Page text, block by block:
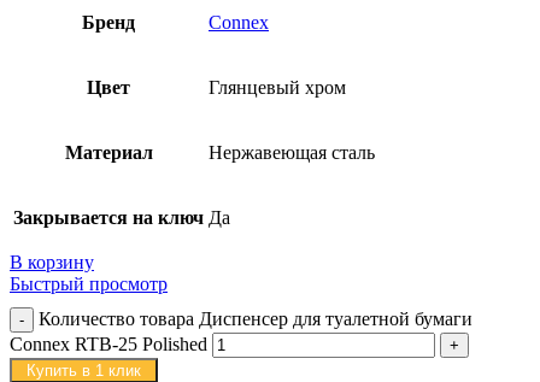
Бренд Connex
Цвет Глянцевый хром
Материал Нержавеющая сталь
Закрывается на ключ Да
В корзину
Быстрый просмотр
Количество товара Диспенсер для туалетной бумаги
Connex RTB-25 Polished
Купить в 1 клик